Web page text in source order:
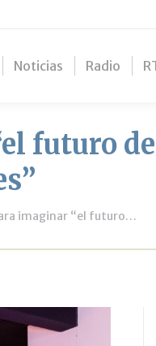
Noticias Radio
futuro
imaginar “el futuro…